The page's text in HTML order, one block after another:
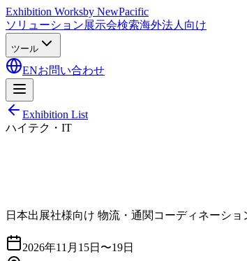
Exhibition Worksby NewPacific
ソリューション展示会検索海外法人向け
ツール
ENお問い合わせ
Exhibition List
ハイテク・IT
日本出展社様向け 物流・通関コーディネーシ
2026年11月15日〜19日